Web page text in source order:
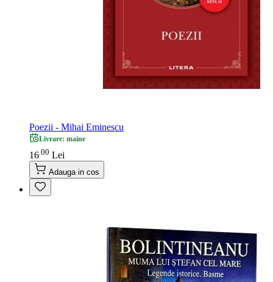
Poezii - Mihai Eminescu
Livrare: maine
16 00 Lei
Adauga in cos